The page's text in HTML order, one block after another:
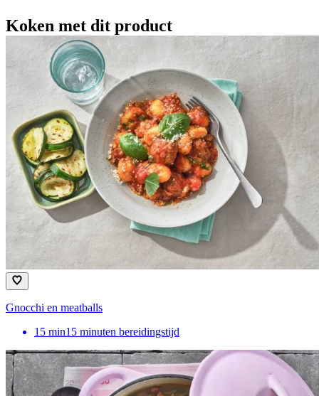
Koken met dit product
Gnocchi en meatballs
15 min15 minuten bereidingstijd